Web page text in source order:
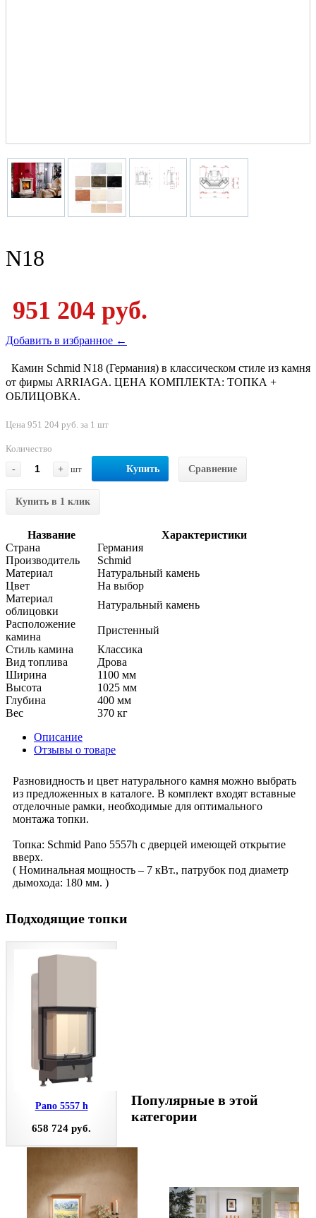
N18
951 204 руб.
Добавить в избранное ←
Камин Schmid N18 (Германия) в классическом стиле из камня
от фирмы ARRIAGA. ЦЕНА КОМПЛЕКТА: ТОПКА +
ОБЛИЦОВКА.
Цена 951 204 руб. за 1 шт
Количество
-
+ шт Купить Сравнение
Купить в 1 клик
Название
Характеристики
Страна
Германия
Производитель
Schmid
Материал
Натуральный камень
Цвет
На выбор
Материал
облицовки
Натуральный камень
Расположение
камина
Пристенный
Стиль камина
Класcика
Вид топлива
Дрова
Ширина
1100 мм
Высота
1025 мм
Глубина
400 мм
Вес
370 кг
Описание
Отзывы о товаре
Разновидность и цвет натурального камня можно выбрать
из предложенных в каталоге. В комплект входят вставные
отделочные рамки, необходимые для оптимального
монтажа топки.
Топка: Schmid Pano 5557h с дверцей имеющей открытие
вверх.
( Номинальная мощность – 7 кВт., патрубок под диаметр
дымохода: 180 мм. )
Подходящие топки
Pano 5557 h
658 724 руб.
Популярные в этой
категории